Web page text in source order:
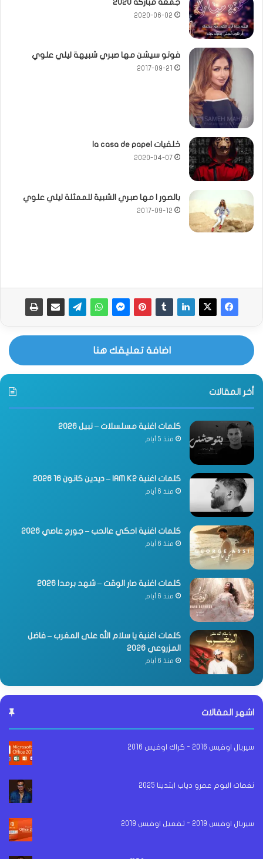
جمعة مباركة 2020
2020-06-02
فوتو سيشن مها صبري شبيهة ليلي علوي
2017-09-21
خلفيات la casa de papel
2020-04-07
بالصور | مها صبري الشبية للممثلة ليلي علوي
2017-09-12
اضافة تعليقك هنا
أخر المقالات
كلمات اغنية مسلسلات – نبيل 2026
منذ 5 أيام
كلمات اغنية IAM K2 – ديدين كانون 16 2026
منذ 6 أيام
كلمات اغنية احكي عالحب – جورج عاصي 2026
منذ 6 أيام
كلمات اغنية صار الوقت – شهد برمدا 2026
منذ 6 أيام
كلمات اغنية يا سلام الله على المغرب – فاضل
المزروعي 2026
منذ 6 أيام
اشهر المقالات
سيريال اوفيس 2016 - كراك اوفيس 2016
نغمات البوم عمرو دياب ابتدينا 2025
سيريال اوفيس 2019 - تفعيل اوفيس 2019